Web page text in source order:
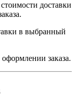
доставки
в выбранный
заказа.